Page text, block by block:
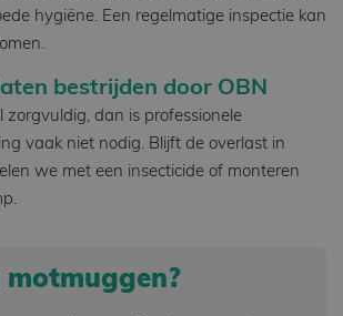
hygiëne. Een regelmatige inspectie kan
bestrijden door OBN
zorgvuldig, dan is professionele
vaak niet nodig. Blijft de overlast in
we met een insecticide of monteren
motmuggen?